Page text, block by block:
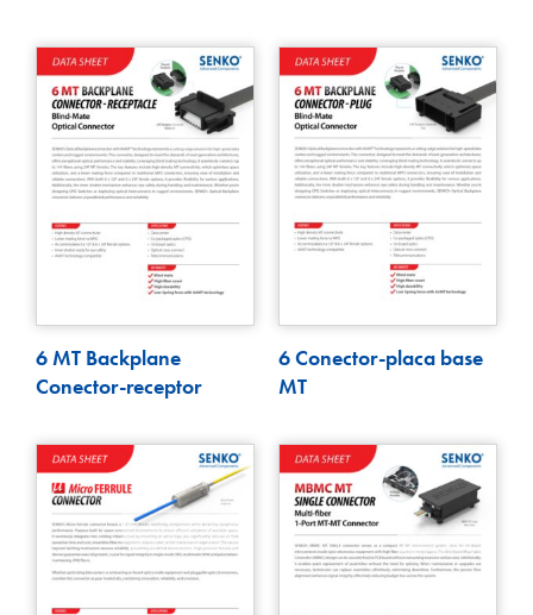
6 MT Backplane
Conector-receptor
6 Conector-placa base
MT